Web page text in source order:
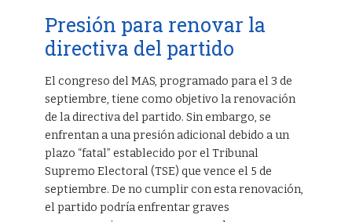
Presión para renovar la
directiva del partido
El congreso del MAS, programado para el 3 de
septiembre, tiene como objetivo la renovación
de la directiva del partido. Sin embargo, se
enfrentan a una presión adicional debido a un
plazo “fatal” establecido por el Tribunal
Supremo Electoral (TSE) que vence el 5 de
septiembre. De no cumplir con esta renovación,
el partido podría enfrentar graves